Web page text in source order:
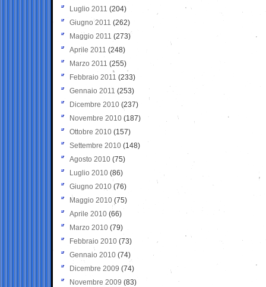
Luglio 2011 (204)
Giugno 2011 (262)
Maggio 2011 (273)
Aprile 2011 (248)
Marzo 2011 (255)
Febbraio 2011 (233)
Gennaio 2011 (253)
Dicembre 2010 (237)
Novembre 2010 (187)
Ottobre 2010 (157)
Settembre 2010 (148)
Agosto 2010 (75)
Luglio 2010 (86)
Giugno 2010 (76)
Maggio 2010 (75)
Aprile 2010 (66)
Marzo 2010 (79)
Febbraio 2010 (73)
Gennaio 2010 (74)
Dicembre 2009 (74)
Novembre 2009 (83)